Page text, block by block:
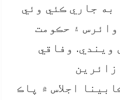
نقاطي ايجنڊا به جاري ڪئي وئي
۽ حڪومت
ويندي. وفاقي
اجلاس ۾ پاڪ